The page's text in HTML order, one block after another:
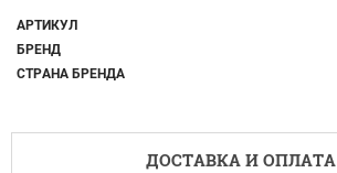
АРТИКУЛ
БРЕНД
СТРАНА БРЕНДА
ДОСТАВКА И ОПЛАТА